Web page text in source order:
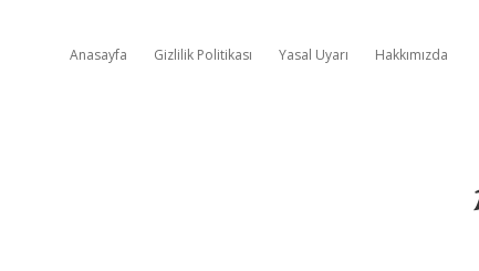
Anasayfa Gizlilik Politikası Yasal Uyarı Hakkımızda